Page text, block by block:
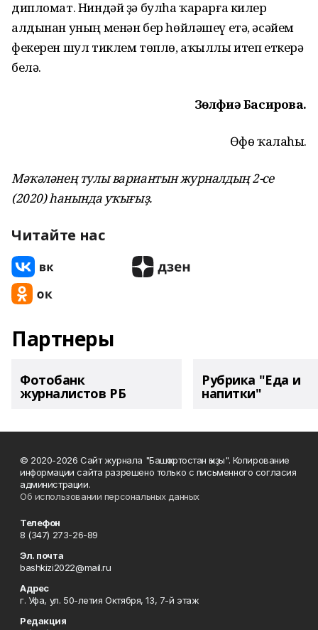
дипломат. Ниндәй ҙә булһа ҡарарға килер
алдынан уның менән бер һөйләшеү етә, әсәйем
фекерен шул тиклем төплө, аҡыллы итеп еткерә
белә.
Зөлфиә Басирова.
Өфө ҡалаһы.
Мәҡәләнең тулы вариантын журналдың 2-се
(2020) һанында уҡығыҙ.
Читайте нас
Партнеры
Фотобанк
журналистов РБ
Рубрика "Еда и
напитки"
© 2020-2026 Сайт журнала "Башҡортостан ҡыҙы". Копирование
информации сайта разрешено только с письменного согласия
администрации.
Об использовании персональных данных
Телефон
8 (347) 273-26-89
Эл. почта
bashkizi2022@mail.ru
Адрес
г. Уфа, ул. 50-летия Октября, 13, 7-й этаж
Редакция